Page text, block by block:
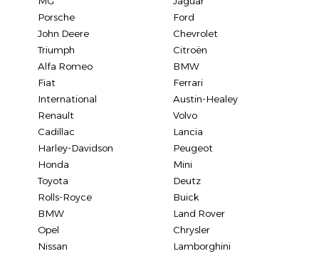
Porsche
Ford
John Deere
Chevrolet
Triumph
Citroën
Alfa Romeo
BMW
Fiat
Ferrari
International
Austin-Healey
Renault
Volvo
Cadillac
Lancia
Harley-Davidson
Peugeot
Honda
Mini
Toyota
Deutz
Rolls-Royce
Buick
BMW
Land Rover
Opel
Chrysler
Nissan
Lamborghini